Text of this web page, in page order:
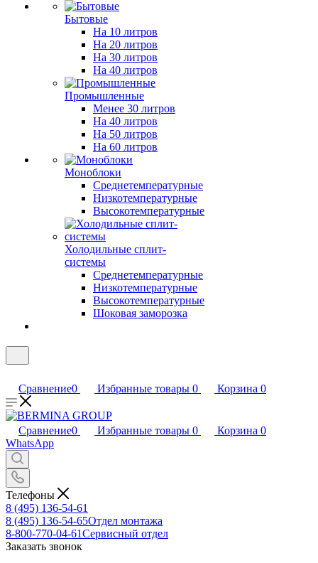
Бытовые
На 10 литров
На 20 литров
На 30 литров
На 40 литров
Промышленные
Менее 30 литров
На 40 литров
На 50 литров
На 60 литров
Моноблоки
Среднетемпературные
Низкотемпературные
Высокотемпературные
Холодильные сплит-
системы
Среднетемпературные
Низкотемпературные
Высокотемпературные
Шоковая заморозка
Сравнение0 Избранные товары 0 Корзина 0
Сравнение0 Избранные товары 0 Корзина 0
WhatsApp
Телефоны
8 (495) 136-54-61
8 (495) 136-54-65Отдел монтажа
8-800-770-04-61Сервисный отдел
Заказать звонок